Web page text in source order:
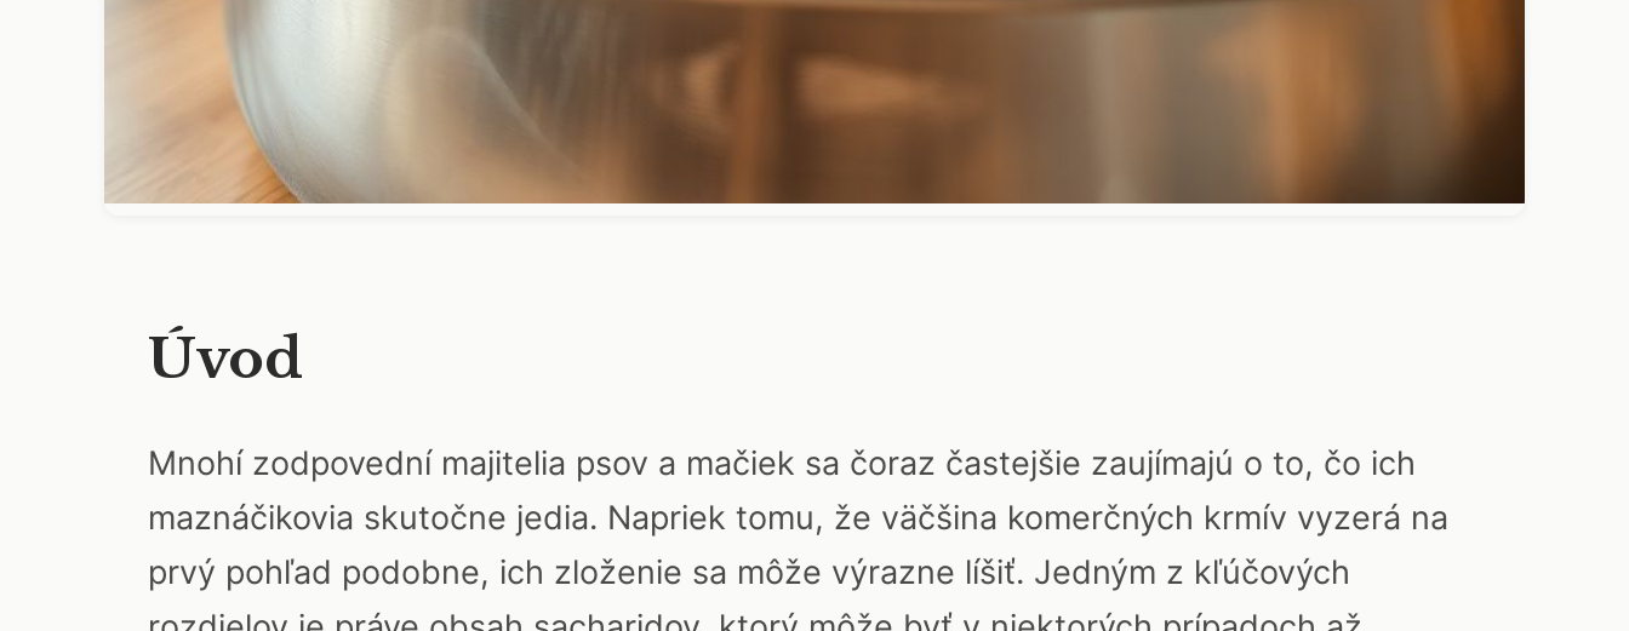
Úvod
Mnohí zodpovední majitelia psov a mačiek sa čoraz častejšie zaujímajú o to, čo ich
maznáčikovia skutočne jedia. Napriek tomu, že väčšina komerčných krmív vyzerá na
prvý pohľad podobne, ich zloženie sa môže výrazne líšiť. Jedným z kľúčových